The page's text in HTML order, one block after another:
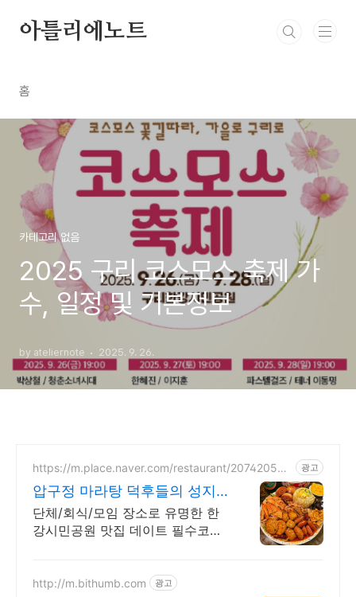
아틀리에노트
홈
카테고리 없음
2025 구리 코스모스 축제 가
수, 일정 및 기본정보
by ateliernote 2025. 9. 26.
https://m.place.naver.com/restaurant/207420536
광고
압구정 마라탕 덕후들의 성지
회식,외식,데이트에 강추
단체/회식/모임 장소로 유명한 한
강시민공원 맛집 데이트 필수코스
http://m.bithumb.com 광고